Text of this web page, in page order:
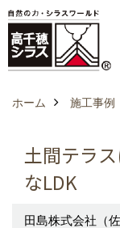
ホーム 施工事例
土間テラ
なLDK
田島株式会社（佐